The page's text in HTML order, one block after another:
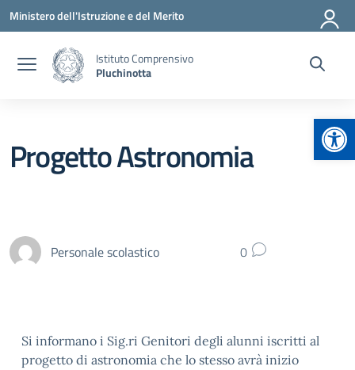
Vai ai contenuti
Vai al menu di navigazione
Vai al footer
Ministero dell'Istruzione e del Merito
Istituto Comprensivo
Pluchinotta
Progetto Astronomia
Personale scolastico 0
Si informano i Sig.ri Genitori degli alunni iscritti al
progetto di astronomia che lo stesso avrà inizio